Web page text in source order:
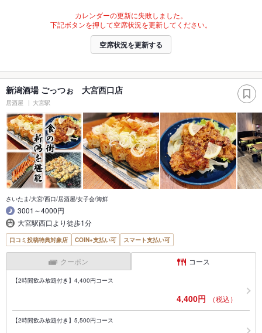
カレンダーの更新に失敗しました。
下記ボタンを押して空席状況を更新してください。
空席状況を更新する
新潟酒場 ごっつぉ 大宮西口店
居酒屋 大宮駅
さいたま/大宮/西口/居酒屋/女子会/海鮮
3001～4000円
大宮駅西口より徒歩1分
口コミ投稿特典対象店 COIN+支払い可 スマート支払い可
クーポン コース
【2時間飲み放題付き】4,400円コース
4,400円 （税込）
【2時間飲み放題付き】5,500円コース